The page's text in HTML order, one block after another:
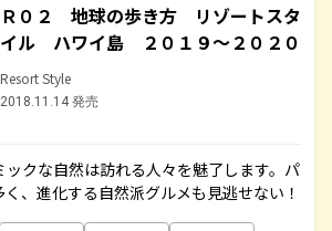
Ｒ０２ 地球の歩き方 リゾートスタ
イル ハワイ島 ２０１９～２０２０
Resort Style
2018.11.14 発売
ックな自然は訪れる人々を魅了します。パ
、進化する自然派グルメも見逃せない！